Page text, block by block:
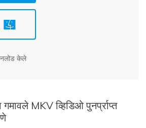
केले
MKV व्हिडिओ पुनर्प्राप्त